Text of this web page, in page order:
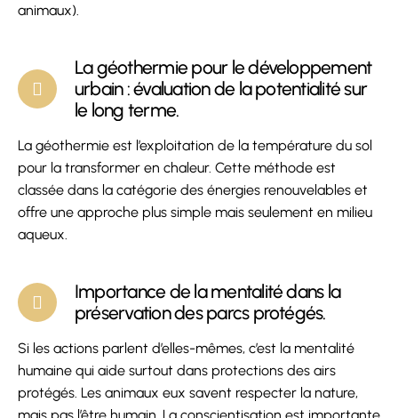
animaux).
La géothermie pour le développement
urbain : évaluation de la potentialité sur
le long terme.
La géothermie est l’exploitation de la température du sol
pour la transformer en chaleur. Cette méthode est
classée dans la catégorie des énergies renouvelables et
offre une approche plus simple mais seulement en milieu
aqueux.
Importance de la mentalité dans la
préservation des parcs protégés.
Si les actions parlent d’elles-mêmes, c’est la mentalité
humaine qui aide surtout dans protections des airs
protégés. Les animaux eux savent respecter la nature,